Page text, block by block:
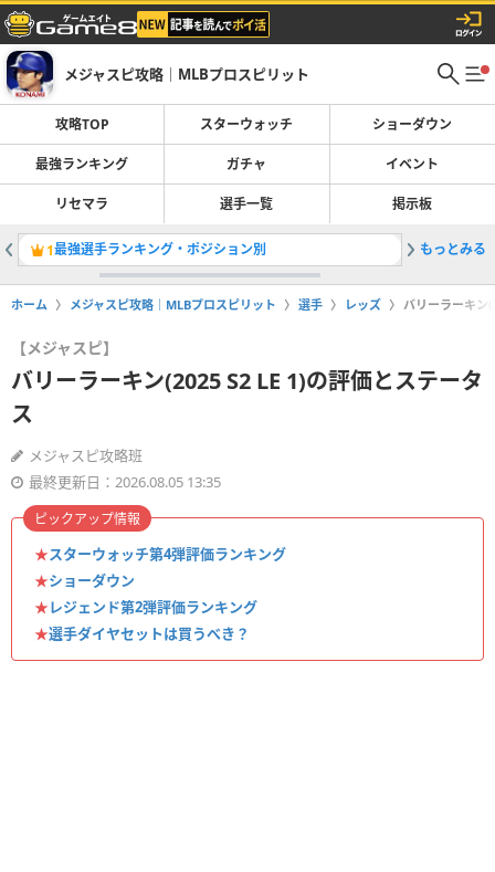
メジャスピ攻略｜MLBプロスピリット
攻略TOP スターウォッチ ショーダウン
最強ランキング ガチャ イベント
リセマラ 選手一覧 掲示板
1最強選手ランキング・ポジション別 2カルラ
もっとみる
ホーム メジャスピ攻略｜MLBプロスピリット 選手 レッズ バリーラーキン
【メジャスピ】
バリーラーキン(2025 S2 LE 1)の評価とステータ
ス
メジャスピ攻略班
最終更新日：2026.08.05 13:35
★スターウォッチ第4弾評価ランキング
★ショーダウン
★レジェンド第2弾評価ランキング
★選手ダイヤセットは買うべき？
ピックアップ情報